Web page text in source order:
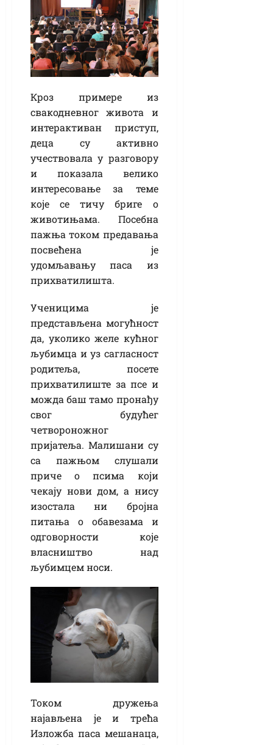
Кроз примере из
свакодневног живота и
интерактиван приступ,
деца су активно
учествовала у разговору
и показала велико
интересовање за теме
које се тичу бриге о
животињама. Посебна
пажња током предавања
посвећена је
удомљавању паса из
прихватилишта.
Ученицима је
представљена могућност
да, уколико желе кућног
љубимца и уз сагласност
родитеља, посете
прихватилиште за псе и
можда баш тамо пронађу
свог будућег
четвороножног
пријатеља. Малишани су
са пажњом слушали
приче о псима који
чекају нови дом, а нису
изостала ни бројна
питања о обавезама и
одговорности које
власништво над
љубимцем носи.
Током дружења
најављена је и трећа
Изложба паса мешанаца,